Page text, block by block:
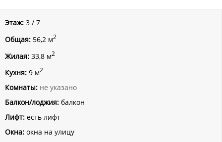
Этаж: 3 / 7
Общая: 56,2 м2
Жилая: 33,8 м2
Кухня: 9 м2
Комнаты: не указано
Балкон/лоджия: балкон
Лифт: есть лифт
Окна: окна на улицу